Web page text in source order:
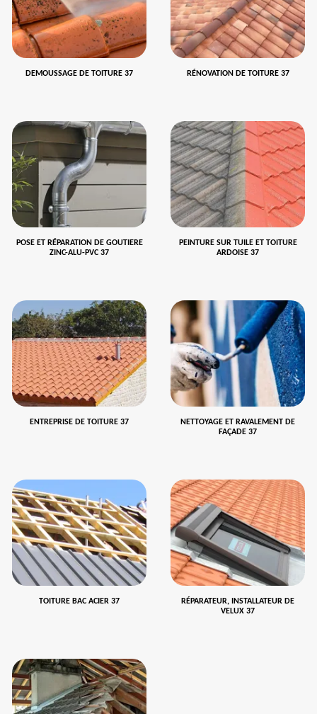
DEMOUSSAGE DE TOITURE 37 RÉNOVATION DE TOITURE 37
POSE ET RÉPARATION DE GOUTIERE
ZINC-ALU-PVC 37
PEINTURE SUR TUILE ET TOITURE
ARDOISE 37
ENTREPRISE DE TOITURE 37
NETTOYAGE ET RAVALEMENT DE
FAÇADE 37
TOITURE BAC ACIER 37
RÉPARATEUR, INSTALLATEUR DE
VELUX 37